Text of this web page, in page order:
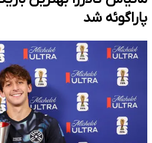
پاراگوئه شد